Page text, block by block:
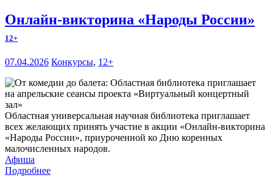
Онлайн-викторина «Народы России»
12+
07.04.2026 Конкурсы, 12+
Областная универсальная научная библиотека приглашает
всех желающих принять участие в акции «Онлайн-викторина
«Народы России», приуроченной ко Дню коренных
малочисленных народов.
Афиша
Подробнее